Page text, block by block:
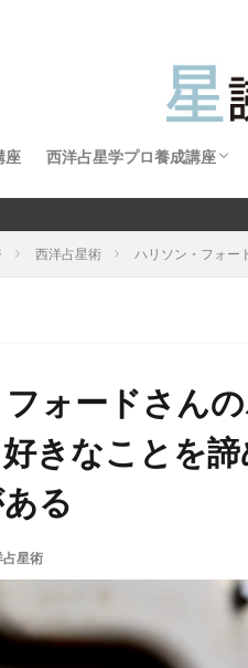
座 西洋占星学プロ養成講座
西洋占星学プロ養成【初級
西洋占星学プロ養成【中級
星読み
西洋占星術 ハリソン・フォー
ォードさん
きなことを
る
占星術